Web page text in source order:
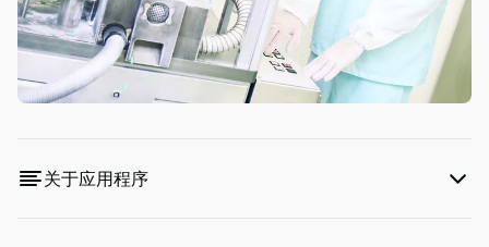
关于应用程序
支
持
寻
找
伙